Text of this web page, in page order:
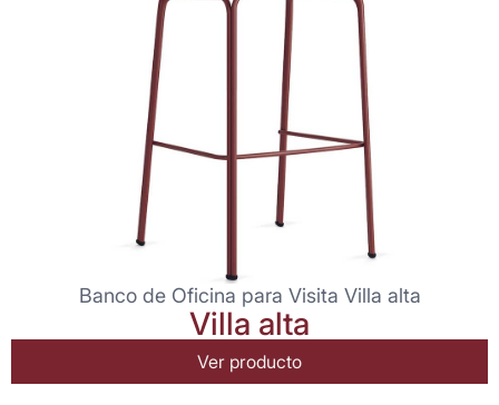
Banco de Oficina para Visita Villa alta
Villa alta
Ver producto